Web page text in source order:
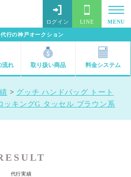
行の神戸オークション
ログイン LINE MENU
流れ 取り扱い商品 料金システム
> グッチ ハンドバッグ トート
ッキングG タッセル ブラウン系
代行実績